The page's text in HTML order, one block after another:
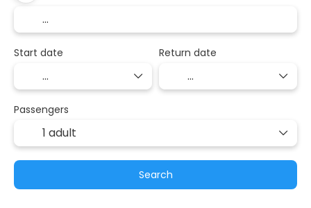
Start date Return date
Passengers
1 adult
Search